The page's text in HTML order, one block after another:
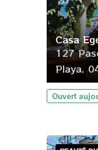
Casa
127
Playa,
Ouvert